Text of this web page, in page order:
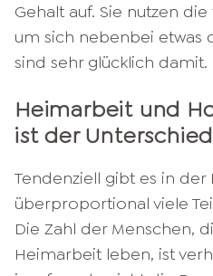
Gehalt auf. Sie nutzen
um sich nebenbei etwas
sind sehr glücklich damit.
Heimarbeit und
ist der
Tendenziell gibt es in
überproportional viele
Die Zahl der Menschen,
Heimarbeit leben, ist